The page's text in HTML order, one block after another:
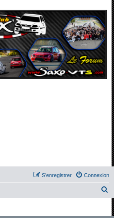
Connexion
S’enregistrer